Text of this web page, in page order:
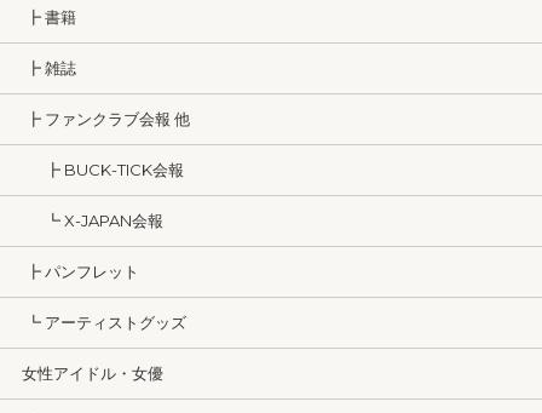
┣ 書籍
┣ 雑誌
┣ ファンクラブ会報 他
┣ BUCK-TICK会報
┗ X-JAPAN会報
┣ パンフレット
┗ アーティストグッズ
女性アイドル・女優